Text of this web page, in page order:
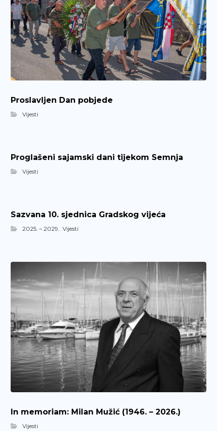
Proslavljen Dan pobjede
Vijesti
Proglašeni sajamski dani tijekom Semnja
Vijesti
Sazvana 10. sjednica Gradskog vijeća
2025. – 2029. ,Vijesti
In memoriam: Milan Mužić (1946. – 2026.)
Vijesti